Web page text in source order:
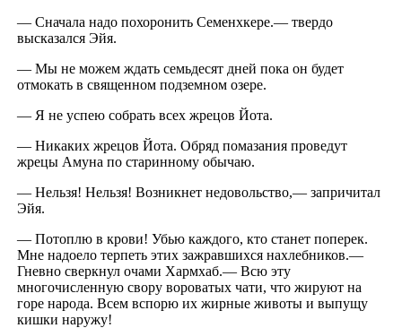
— Сначала надо похоронить Семенхкере.— твердо
высказался Эйя.
— Мы не можем ждать семьдесят дней пока он будет
отмокать в священном подземном озере.
— Я не успею собрать всех жрецов Йота.
— Никаких жрецов Йота. Обряд помазания проведут
жрецы Амуна по старинному обычаю.
— Нельзя! Нельзя! Возникнет недовольство,— запричитал
Эйя.
— Потоплю в крови! Убью каждого, кто станет поперек.
Мне надоело терпеть этих зажравшихся нахлебников.—
Гневно сверкнул очами Хармхаб.— Всю эту
многочисленную свору вороватых чати, что жируют на
горе народа. Всем вспорю их жирные животы и выпущу
кишки наружу!